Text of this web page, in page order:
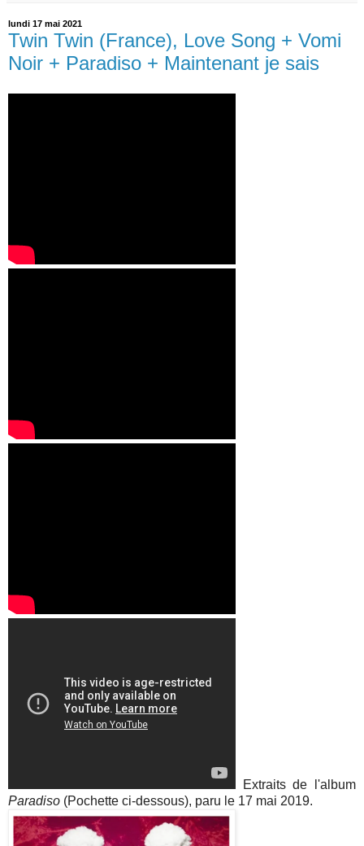
lundi 17 mai 2021
Twin Twin (France), Love Song + Vomi
Noir + Paradiso + Maintenant je sais
Extraits de l'album
Paradiso (Pochette ci-dessous), paru le 17 mai 2019.